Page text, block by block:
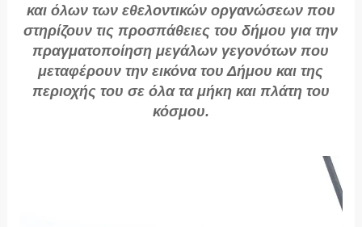
και όλων των εθελοντικών οργανώσεων που
στηρίζουν τις προσπάθειες του δήμου για την
πραγματοποίηση μεγάλων γεγονότων που
μεταφέρουν την εικόνα του Δήμου και της
περιοχής του σε όλα τα μήκη και πλάτη του
κόσμου.